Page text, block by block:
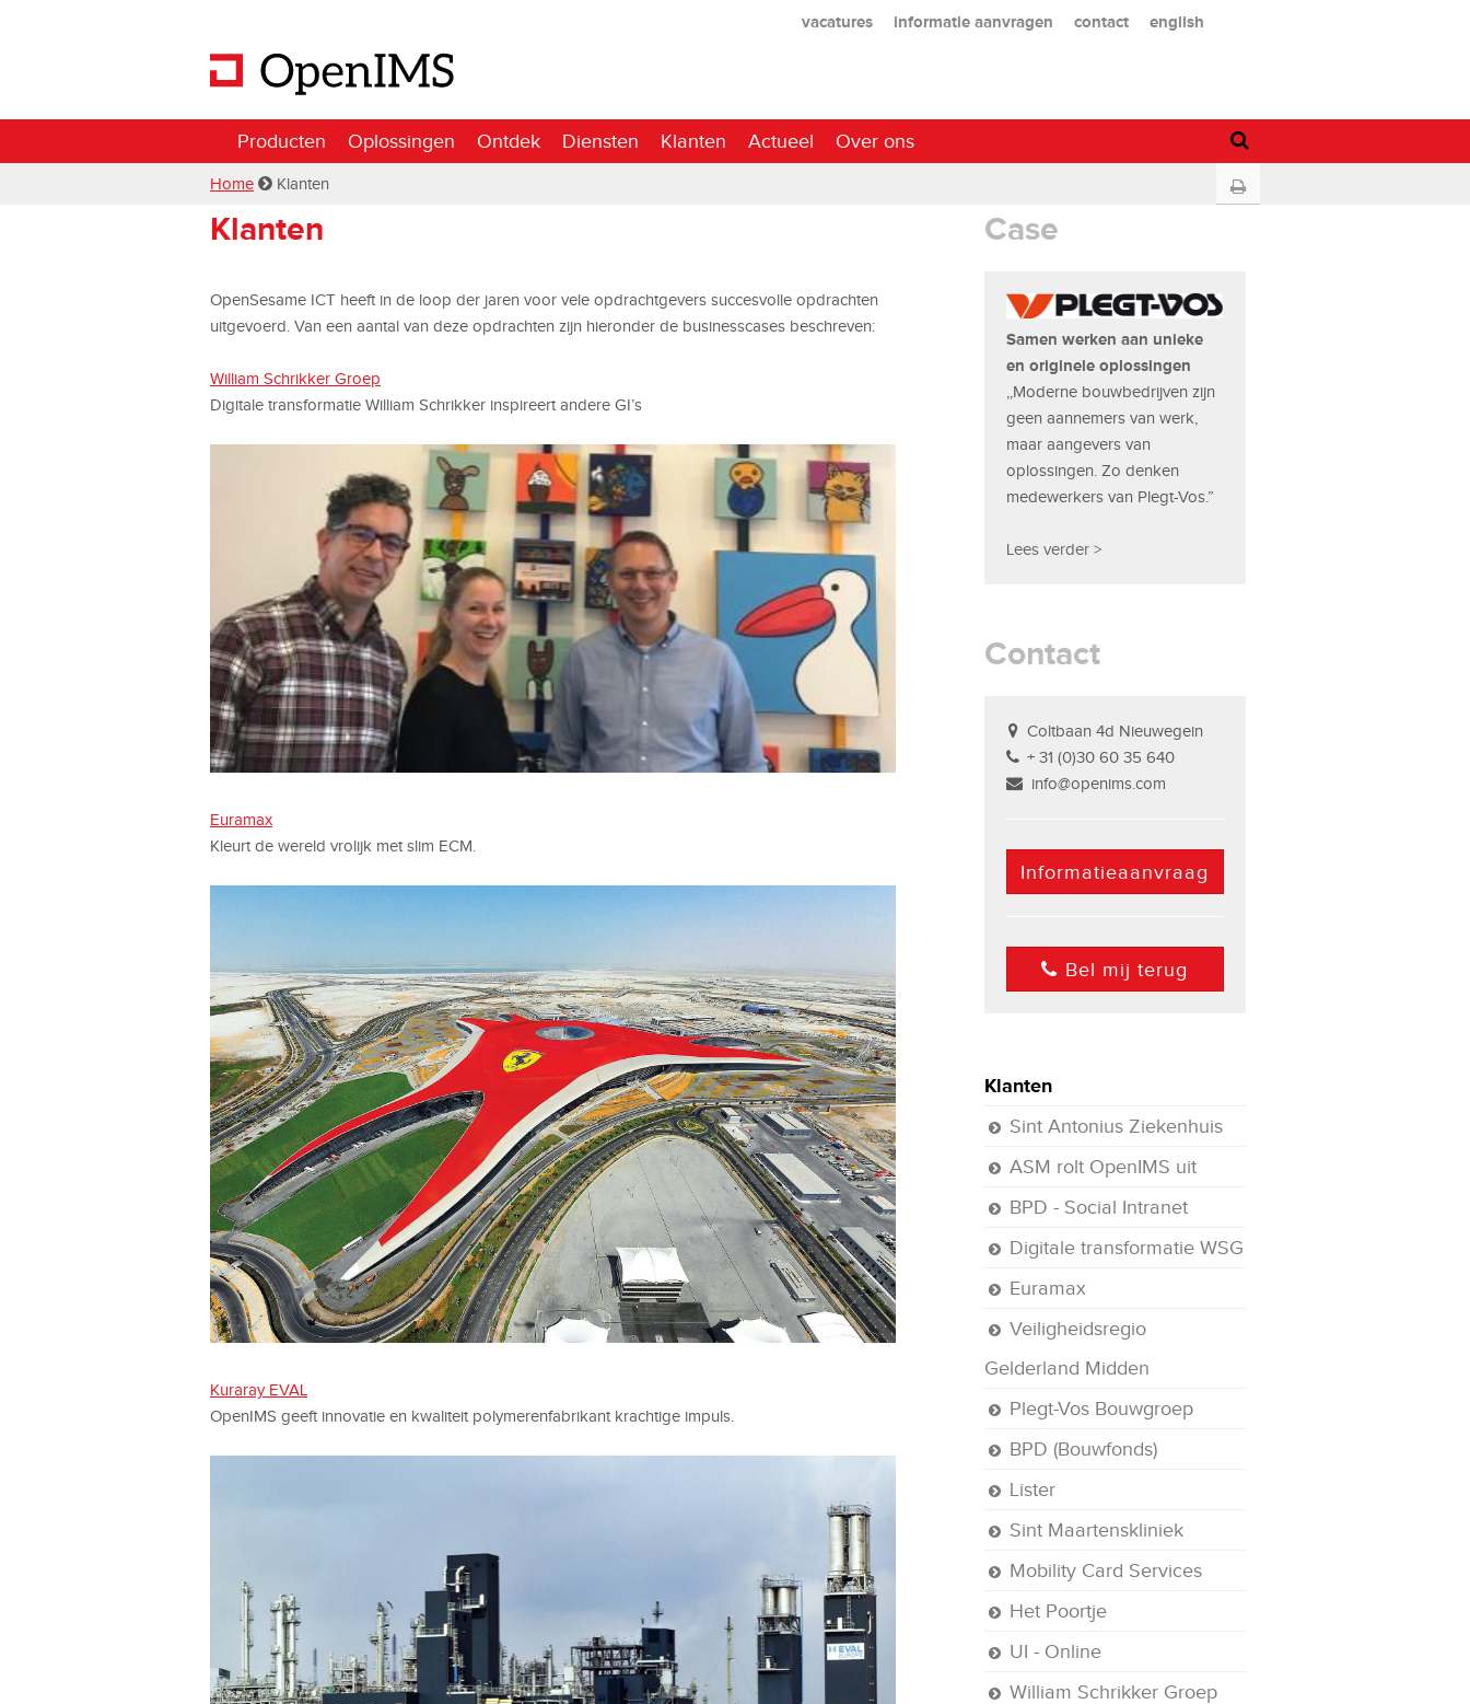
vacatures informatie aanvragen contact english
Producten Oplossingen Ontdek Diensten Klanten Actueel Over ons
Home Klanten
Klanten
OpenSesame ICT heeft in de loop der jaren voor vele opdrachtgevers succesvolle opdrachten
uitgevoerd. Van een aantal van deze opdrachten zijn hieronder de businesscases beschreven:
William Schrikker Groep
Digitale transformatie William Schrikker inspireert andere GI’s
Euramax
Kleurt de wereld vrolijk met slim ECM.
Kuraray EVAL
OpenIMS geeft innovatie en kwaliteit polymerenfabrikant krachtige impuls.
Case
Samen werken aan unieke
en originele oplossingen
,,Moderne bouwbedrijven zijn
geen aannemers van werk,
maar aangevers van
oplossingen. Zo denken
medewerkers van Plegt-Vos.”
Lees verder >
Contact
Coltbaan 4d Nieuwegein
+ 31 (0)30 60 35 640
info@openims.com
Informatieaanvraag
Bel mij terug
Klanten
Sint Antonius Ziekenhuis
ASM rolt OpenIMS uit
BPD - Social Intranet
Digitale transformatie WSG
Euramax
Veiligheidsregio
Gelderland Midden
Plegt-Vos Bouwgroep
BPD (Bouwfonds)
Lister
Sint Maartenskliniek
Mobility Card Services
Het Poortje
UI - Online
William Schrikker Groep